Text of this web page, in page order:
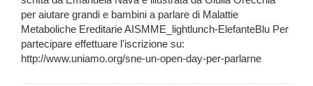
per aiutare grandi e bambini a parlare di Malattie
Metaboliche Ereditarie AISMME_lightlunch-ElefanteBlu Per
partecipare effettuare l'iscrizione su:
http://www.uniamo.org/sne-un-open-day-per-parlarne